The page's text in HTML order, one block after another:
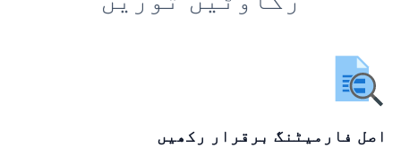
اصل فارمیٹنگ برقرار رکھیں